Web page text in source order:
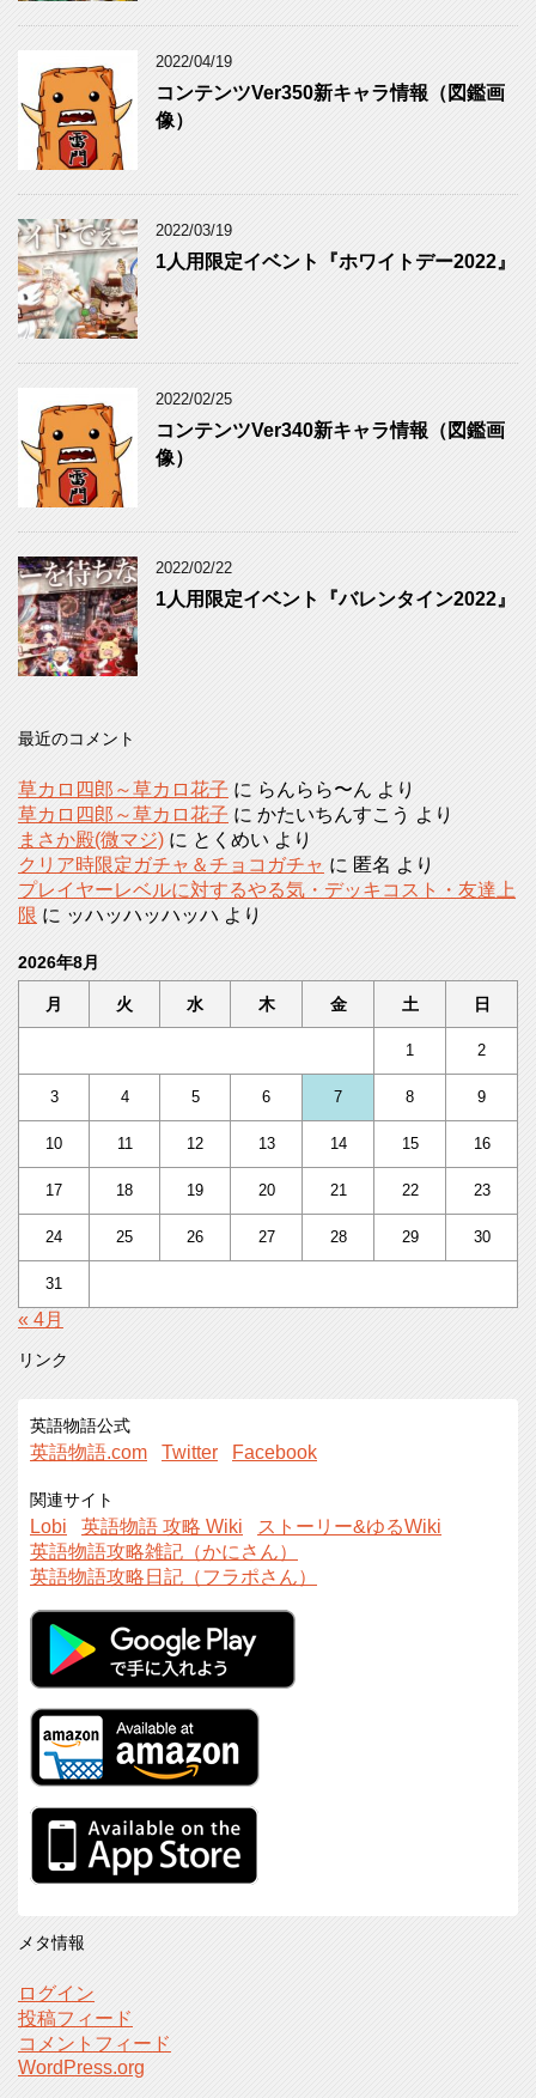
2022/04/19
コンテンツVer350新キャラ情報（図鑑画
像）
2022/03/19
1人用限定イベント『ホワイトデー2022』
2022/02/25
コンテンツVer340新キャラ情報（図鑑画
像）
2022/02/22
1人用限定イベント『バレンタイン2022』
最近のコメント
草カロ四郎～草カロ花子 に らんらら〜ん より
草カロ四郎～草カロ花子 に かたいちんすこう より
まさか殿(微マジ) に とくめい より
クリア時限定ガチャ＆チョコガチャ に 匿名 より
プレイヤーレベルに対するやる気・デッキコスト・友達上
限 に ッハッハッハッハ より
2026年8月
月 火 水 木 金 土 日
1 2
3 4 5 6 7 8 9
10 11 12 13 14 15 16
17 18 19 20 21 22 23
24 25 26 27 28 29 30
31
« 4月
リンク
英語物語公式
英語物語.com Twitter Facebook
関連サイト
Lobi 英語物語 攻略 Wiki
ストーリー&ゆるWiki
英語物語攻略雑記（かにさん）
英語物語攻略日記（フラポさん）
メタ情報
ログイン
投稿フィード
コメントフィード
WordPress.org